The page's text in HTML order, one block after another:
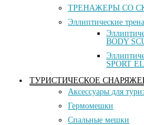
ТРЕНАЖЕРЫ СО
Эллиптические
BODY
SPORT
ТУРИСТИЧЕСКОЕ
Аксессуары для
Гермомешки
Спальные мешки